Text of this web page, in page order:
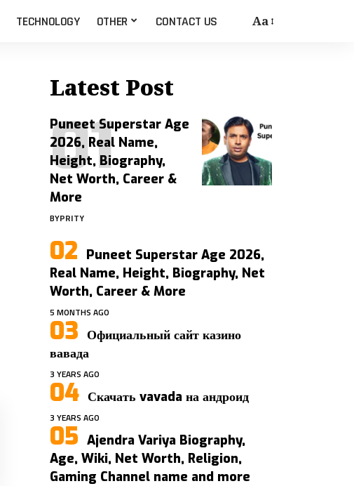
TECHNOLOGY OTHER CONTACT US Aa
Latest Post
Puneet Superstar Age
2026, Real Name,
Height, Biography,
Net Worth, Career &
More
BYPRITY
Puneet Superstar Age 2026,
Real Name, Height, Biography, Net
Worth, Career & More
5 MONTHS AGO
Официальный сайт казино
вавада
3 YEARS AGO
Скачать vavada на андроид
3 YEARS AGO
Ajendra Variya Biography,
Age, Wiki, Net Worth, Religion,
Gaming Channel name and more